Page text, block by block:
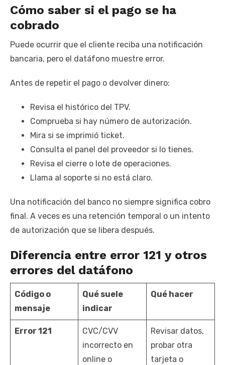
Cómo saber si el pago se ha
cobrado
Puede ocurrir que el cliente reciba una notificación
bancaria, pero el datáfono muestre error.
Antes de repetir el pago o devolver dinero:
Revisa el histórico del TPV.
Comprueba si hay número de autorización.
Mira si se imprimió ticket.
Consulta el panel del proveedor si lo tienes.
Revisa el cierre o lote de operaciones.
Llama al soporte si no está claro.
Una notificación del banco no siempre significa cobro
final. A veces es una retención temporal o un intento
de autorización que se libera después.
Diferencia entre error 121 y otros
errores del datáfono
Código o
mensaje
Qué suele
indicar
Qué hacer
Error 121
CVC/CVV
incorrecto en
online o
Revisar datos,
probar otra
tarjeta o